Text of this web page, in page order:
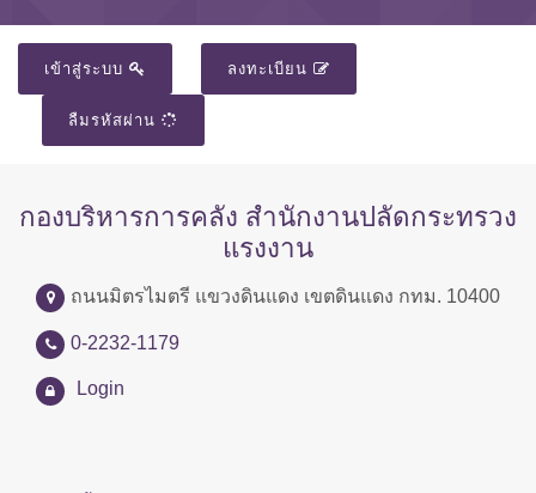
เข้าสู่ระบบ ลงทะเบียน
ลืมรหัสผ่าน
กองบริหารการคลัง สำนักงานปลัดกระทรวง
แรงงาน
ถนนมิตรไมตรี แขวงดินแดง เขตดินแดง กทม. 10400
0-2232-1179
Login